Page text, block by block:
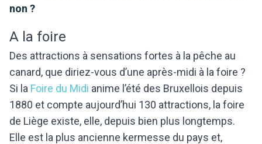
non ?
A la foire
Des attractions à sensations fortes à la pêche au
canard, que diriez-vous d’une après-midi à la foire ?
Si la Foire du Midi anime l’été des Bruxellois depuis
1880 et compte aujourd’hui 130 attractions, la foire
de Liège existe, elle, depuis bien plus longtemps.
Elle est la plus ancienne kermesse du pays et,